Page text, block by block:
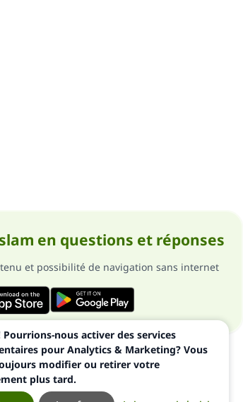
en questions et réponses
et possibilité de navigation sans internet
Pourrions-nous activer des services
pour Analytics & Marketing? Vous
modifier ou retirer votre
plus tard.